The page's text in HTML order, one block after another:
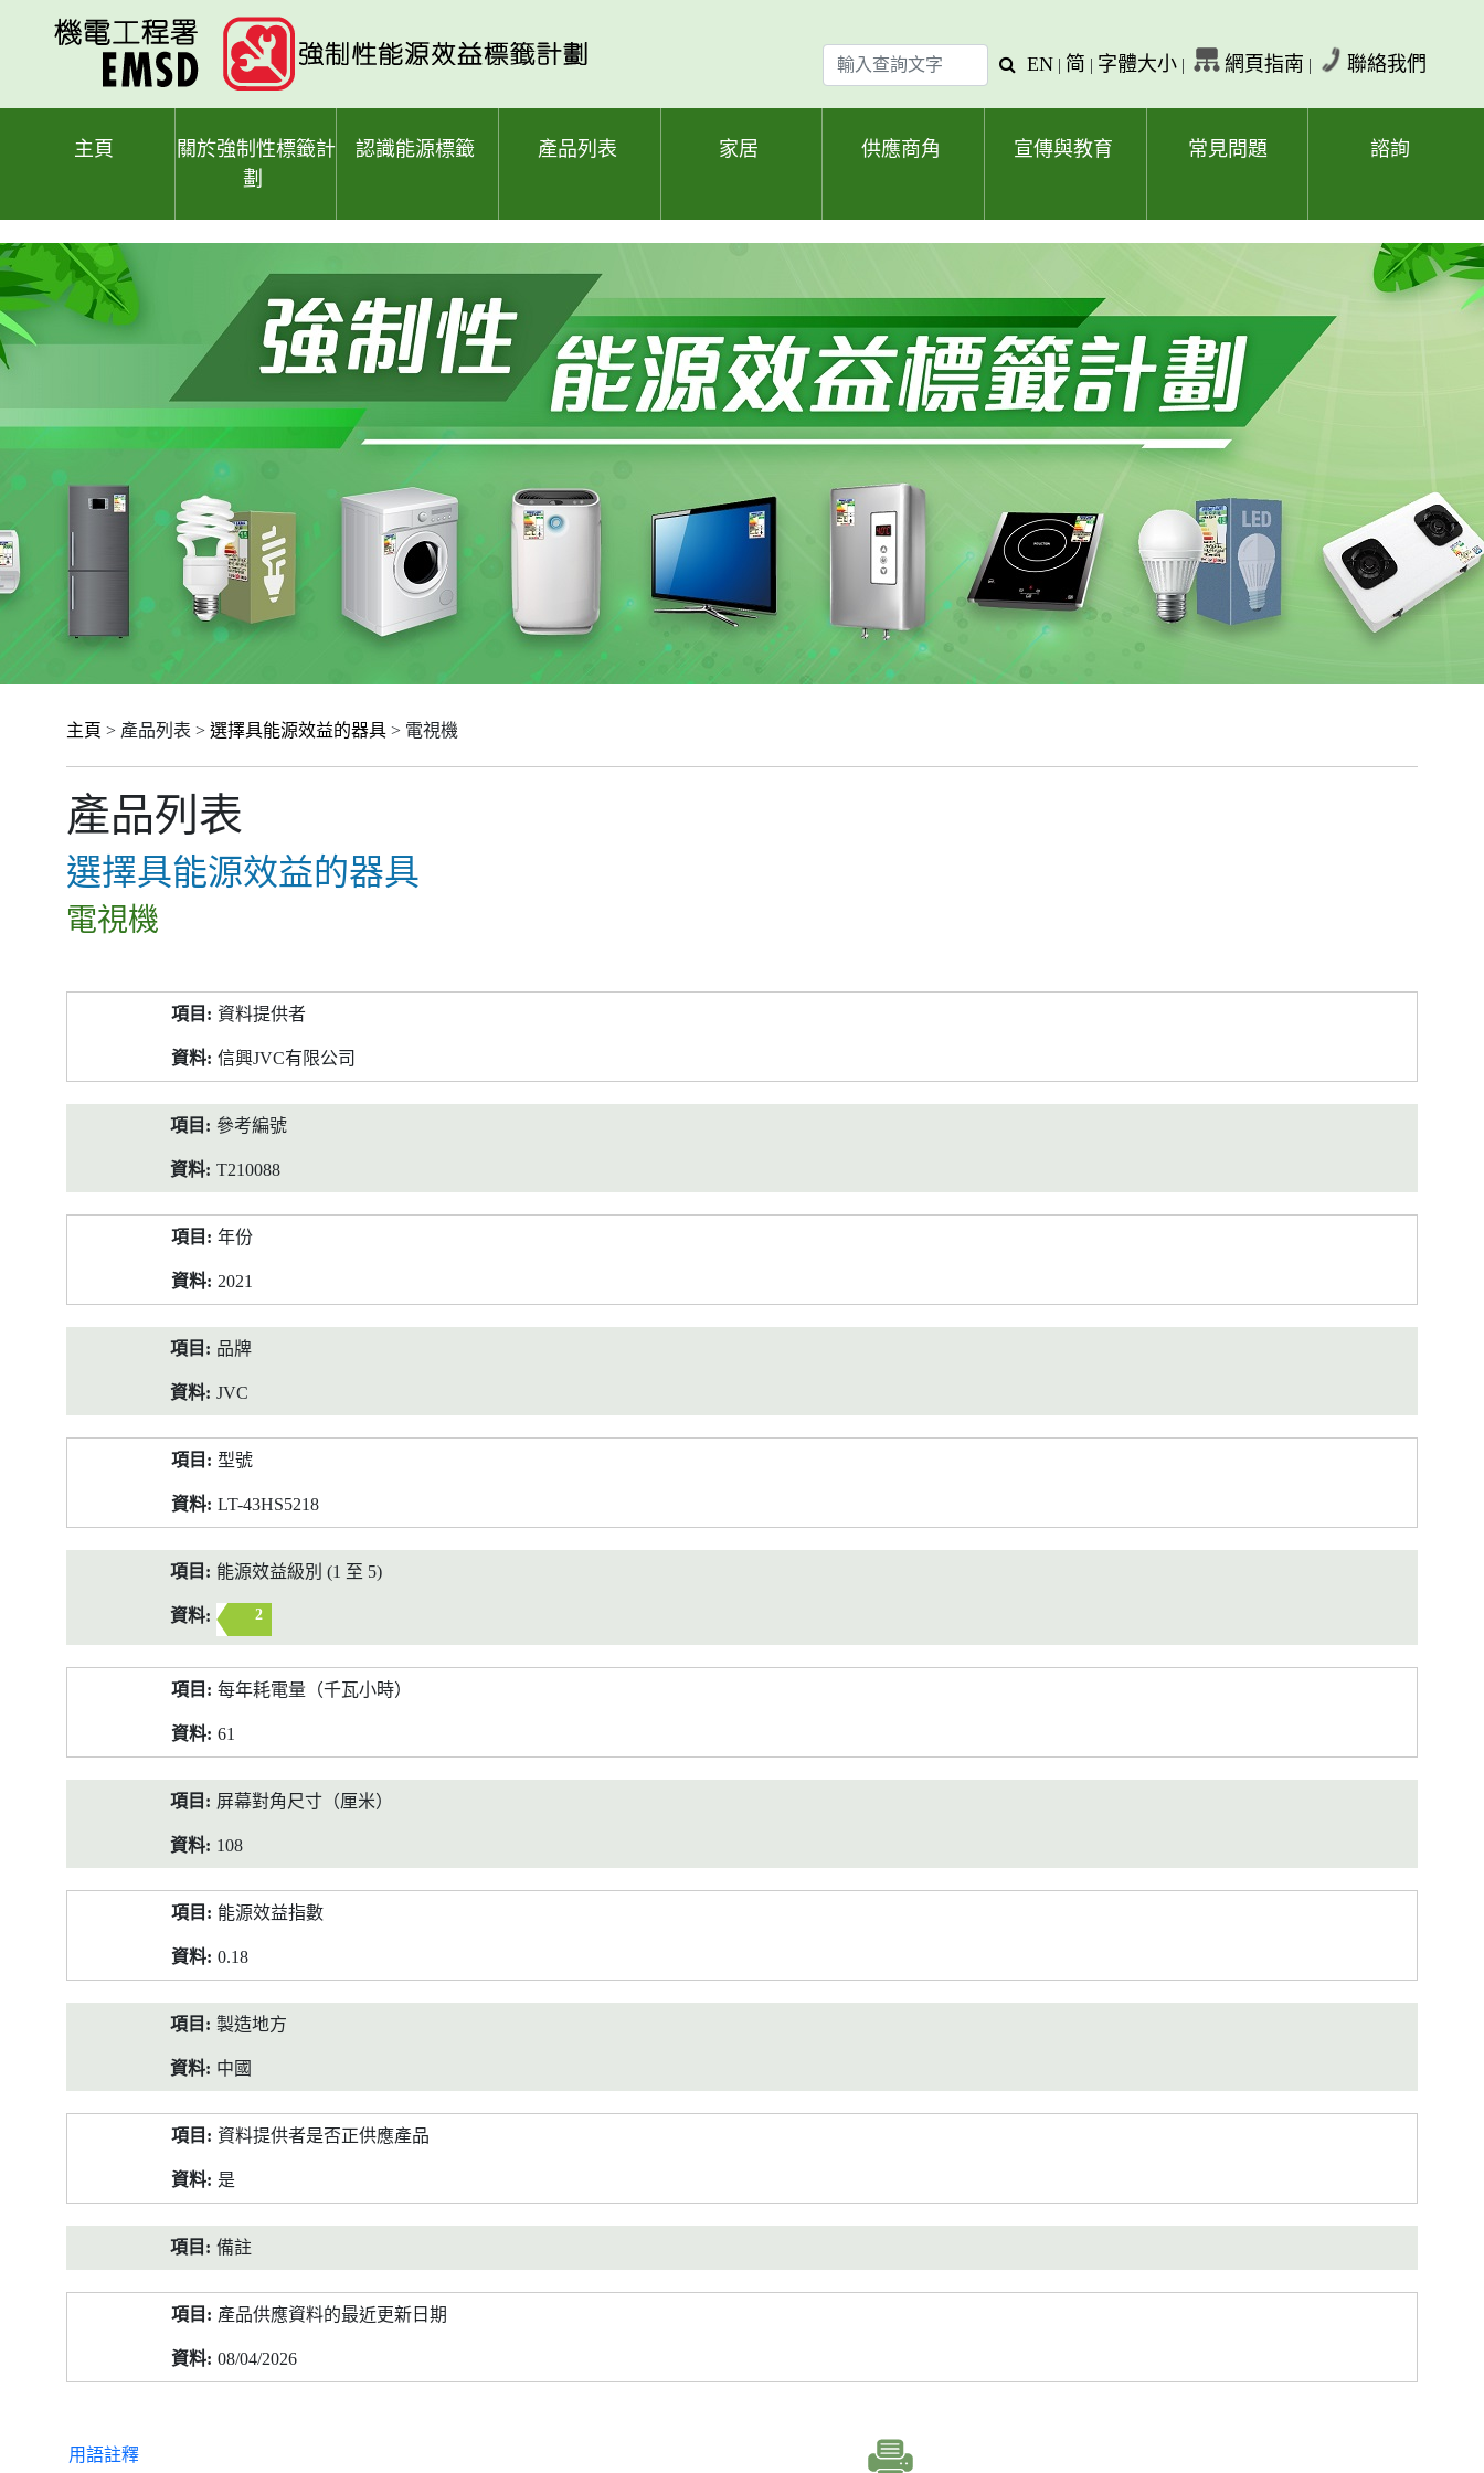
輸
入
查
查
字
EN | 简 | 字體大小 | 網頁指南 | 聯絡我們
主頁
關於強制性標籤計
劃
認識能源標籤 產品列表 家居 供應商角 宣傳與教育 常見問題 諮詢
主頁 > 產品列表 > 選擇具能源效益的器具 > 電視機
產品列表
選擇具能源效益的器具
電視機
料
資料提供者
信興JVC有限公司
參考編號
T210088
年份
2021
品牌
JVC
型號
LT-43HS5218
能源效益級別 (1 至 5)
2
每年耗電量（千瓦小時）
61
屏幕對角尺寸（厘米）
108
能源效益指數
0.18
製造地方
中國
資料提供者是否正供應產品
是
備註
產品供應資料的最近更新日期
08/04/2026
用語註釋